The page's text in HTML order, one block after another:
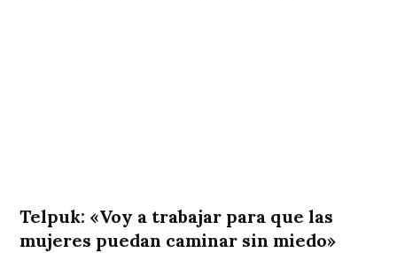
Telpuk: «Voy a trabajar para que las
mujeres puedan caminar sin miedo»